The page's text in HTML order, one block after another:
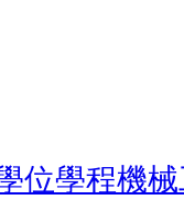
位學程機